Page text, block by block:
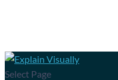
Select Page